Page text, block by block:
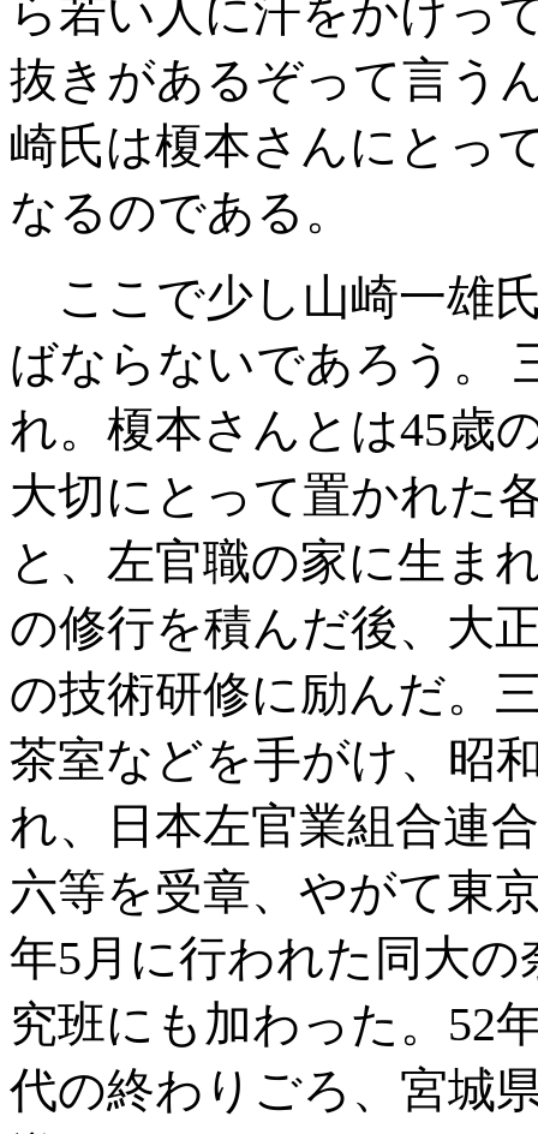
ら若い人に汗をかけっ
抜きがあるぞって言う
崎氏は榎本さんにとっ
なるのである。
ここで少し山崎一雄
ばならないであろう。
れ。榎本さんとは45歳
大切にとって置かれた
と、左官職の家に生ま
の修行を積んだ後、大
の技術研修に励んだ。
茶室などを手がけ、昭
れ、日本左官業組合連
六等を受章、やがて東
年5月に行われた同大
究班にも加わった。52
代の終わりごろ、宮城